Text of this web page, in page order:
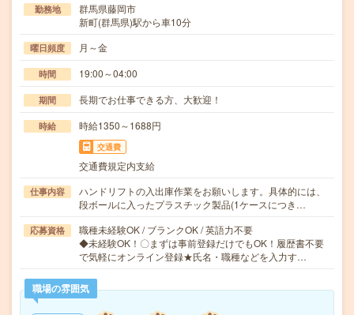
勤務地
群馬県藤岡市
新町(群馬県)駅から車10分
曜日頻度 月～金
時間 19:00～04:00
期間 長期でお仕事できる方、大歓迎！
時給 時給1350～1688円
交通費
交通費規定内支給
仕事内容
ハンドリフトの入出庫作業をお願いします。具体的には、
段ボールに入ったプラスチック製品(1ケースにつき…
応募資格
職種未経験OK / ブランクOK / 英語力不要
◆未経験OK！〇まずは事前登録だけでもOK！履歴書不要
で気軽にオンライン登録★氏名・職種などを入力す…
職場の雰囲気